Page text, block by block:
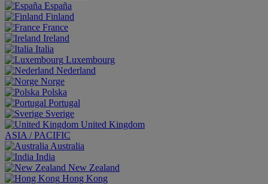
España
Finland
France
Ireland
Italia
Luxembourg
Nederland
Norge
Polska
Portugal
Sverige
United Kingdom
ASIA / PACIFIC
Australia
India
New Zealand
Hong Kong